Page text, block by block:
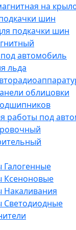
на
шин
подкачки шин
автомобиль
льда
облицовки
работы под
Ксеноновые
Накаливания
Светодиодные